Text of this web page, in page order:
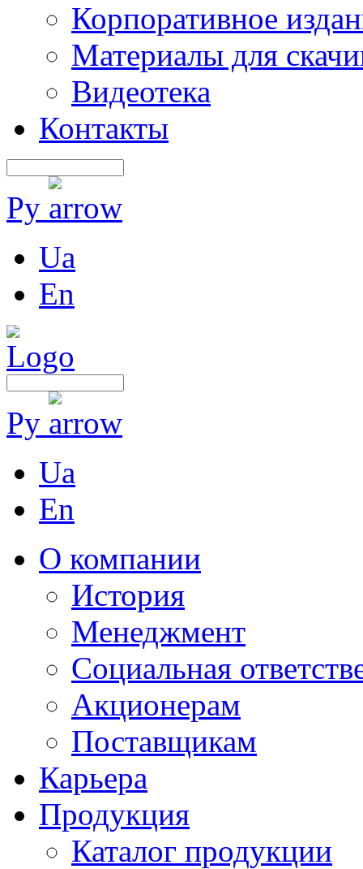
Корпоративное
Материалы для
Видеотека
Контакты
Ру
Ua
En
Ру
Ua
En
О компании
История
Менеджмент
Социальная
Акционерам
Поставщикам
Карьера
Продукция
Каталог продукции